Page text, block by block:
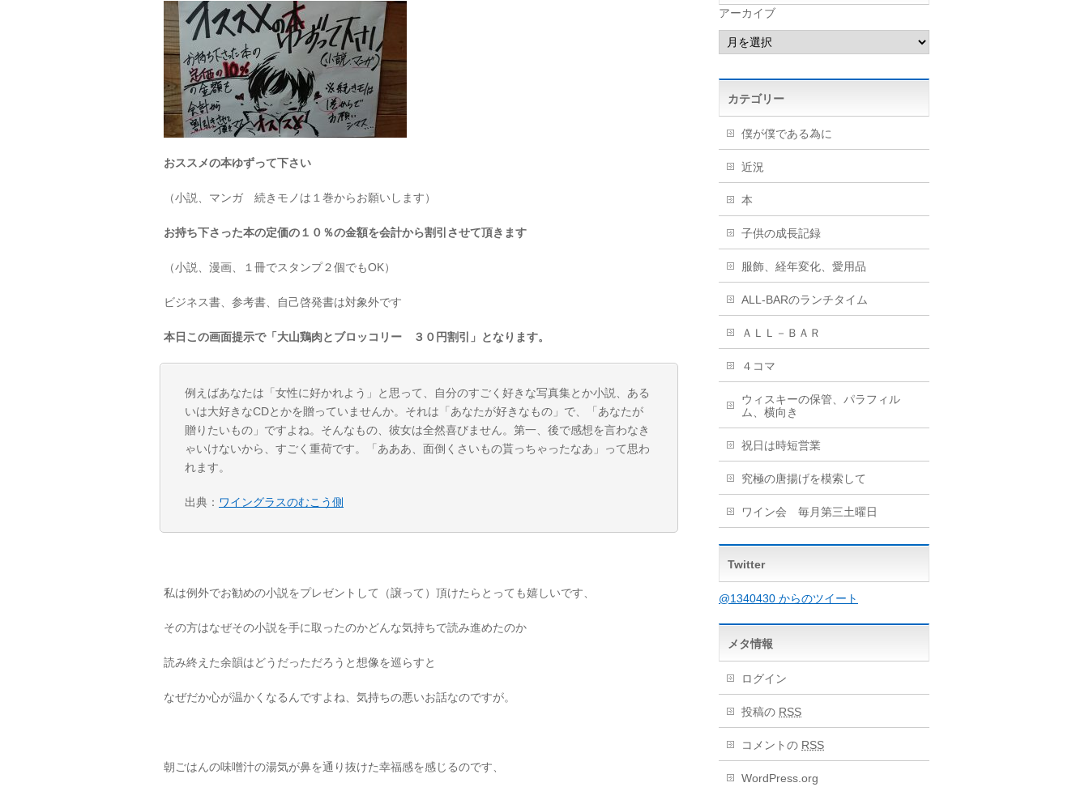
おススメの本ゆずって下さい
（小説、マンガ 続きモノは１巻からお願いします）
お持ち下さった本の定価の１０％の金額を会計から割引させて頂きます
（小説、漫画、１冊でスタンプ２個でもOK）
ビジネス書、参考書、自己啓発書は対象外です
本日この画面提示で「大山鶏肉とブロッコリー ３０円割引」となります。
例えばあなたは「女性に好かれよう」と思って、自分のすごく好きな写真集とか小説、ある
いは大好きなCDとかを贈っていませんか。それは「あなたが好きなもの」で、「あなたが
贈りたいもの」ですよね。そんなもの、彼女は全然喜びません。第一、後で感想を言わなき
ゃいけないから、すごく重荷です。「あああ、面倒くさいもの貰っちゃったなあ」って思わ
れます。
出典： ワイングラスのむこう側
私は例外でお勧めの小説をプレゼントして（譲って）頂けたらとっても嬉しいです、
その方はなぜその小説を手に取ったのかどんな気持ちで読み進めたのか
読み終えた余韻はどうだっただろうと想像を巡らすと
なぜだか心が温かくなるんですよね、気持ちの悪いお話なのですが。
朝ごはんの味噌汁の湯気が鼻を通り抜けた幸福感を感じるのです、
アーカイブ
カテゴリー
僕が僕である為に
近況
本
子供の成長記録
服飾、経年変化、愛用品
ALL-BARのランチタイム
ＡＬＬ－ＢＡＲ
４コマ
ウィスキーの保管、パラフィル
ム、横向き
祝日は時短営業
究極の唐揚げを模索して
ワイン会 毎月第三土曜日
Twitter
@1340430 からのツイート
メタ情報
ログイン
投稿の RSS
コメントの RSS
WordPress.org